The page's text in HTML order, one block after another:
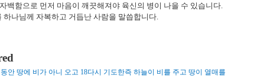
백함으로 먼저 마음이 깨끗해져야 육신의 병이 나을 수 있습니다.
나님께 자복하고 거듭난 사람을 말씁합니다.
안 땅에 비가 아니 오고 18다시 기도한즉 하늘이 비를 주고 땅이 열매를